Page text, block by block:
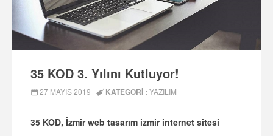
35 KOD 3. Yılını Kutluyor!
27 MAYIS 2019 KATEGORI : YAZILIM
35 KOD, İzmir web tasarım izmir internet sitesi